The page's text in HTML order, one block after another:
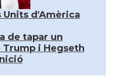
Units d'Amèrica
de tapar un
i Hegseth